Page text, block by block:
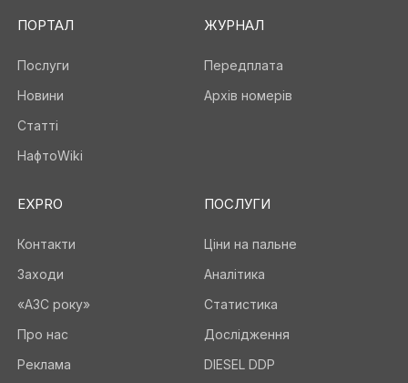
ПОРТАЛ
Послуги
Новини
Статті
НафтоWiki
ЖУРНАЛ
Передплата
Архів номерів
EXPRO
Контакти
Заходи
«АЗС року»
Про нас
Реклама
ПОСЛУГИ
Ціни на пальне
Аналітика
Статистика
Дослідження
DIESEL DDP